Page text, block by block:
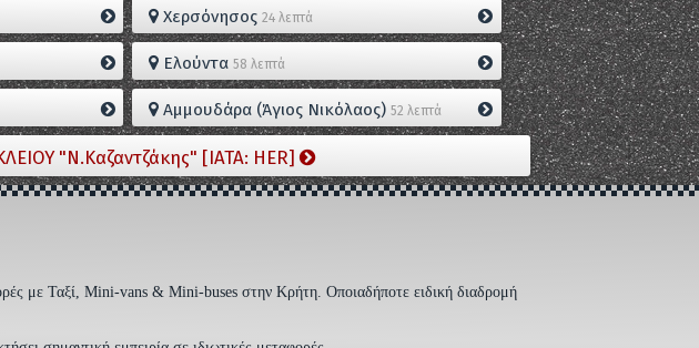
Χερσόνησος24 λεπτά
Ελούντα58 λεπτά
Αμμουδάρα (Άγιος Νικόλαος)52 λεπτά
"Ν.Καζαντζάκης" [IATA: HER]
με Ταξί, Mini-vans & Mini-buses στην Κρήτη. Οποιαδήποτε ειδική διαδρομή